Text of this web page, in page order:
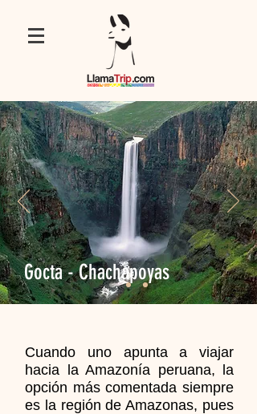
Gocta - Chachapoyas
Cuando uno apunta a viajar
hacia la Amazonía peruana, la
opción más comentada siempre
es la región de Amazonas, pues